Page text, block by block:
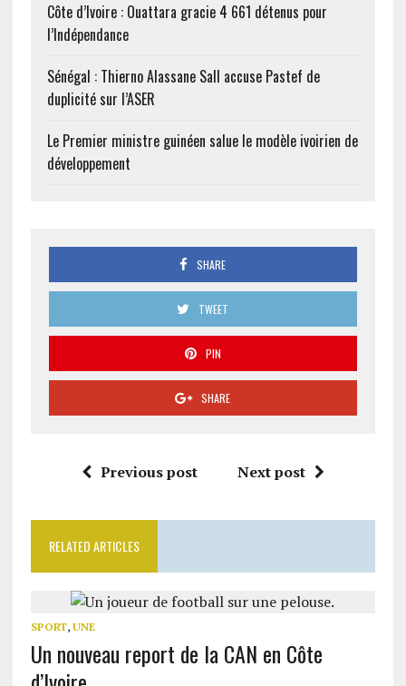
Côte d’Ivoire : Ouattara gracie 4 661 détenus pour
l’Indépendance
Sénégal : Thierno Alassane Sall accuse Pastef de
duplicité sur l’ASER
Le Premier ministre guinéen salue le modèle ivoirien de
développement
SHARE
TWEET
PIN
SHARE
Previous post Next post
RELATED ARTICLES
SPORT, UNE
Un nouveau report de la CAN en Côte